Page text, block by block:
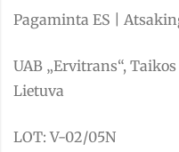
Pagaminta ES |
UAB „Ervitrans“,
Lietuva
LOT: V-02/05N